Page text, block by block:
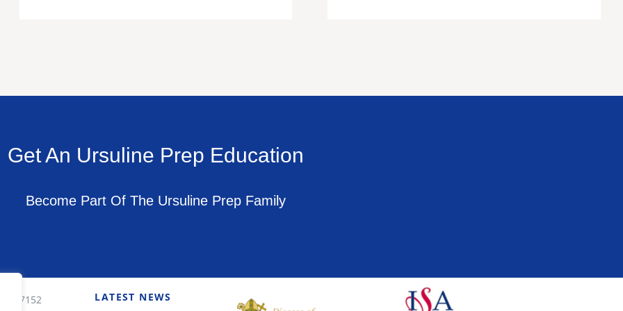
Get An Ursuline Prep Education
Become Part Of The Ursuline Prep Family
227152 LATEST NEWS